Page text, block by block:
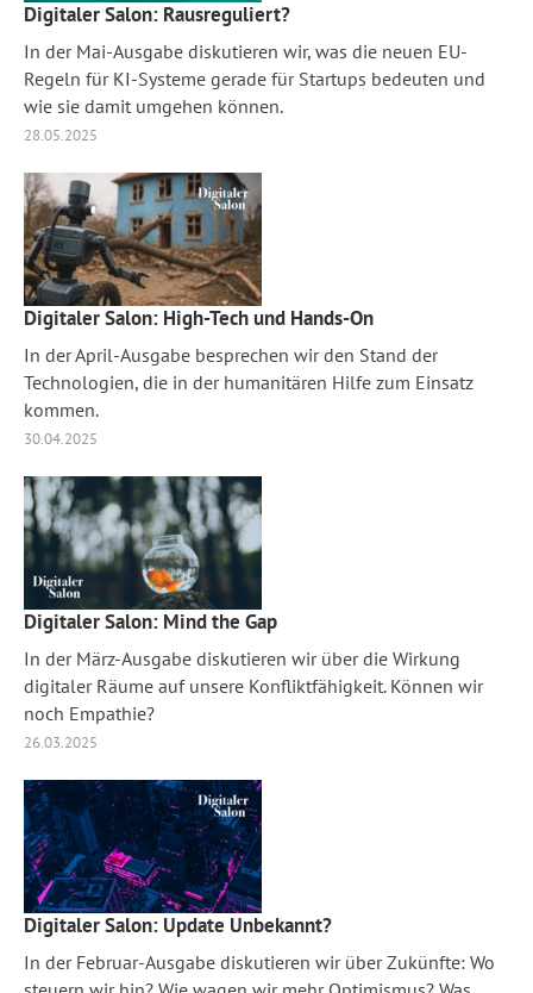
Digitaler Salon: Rausreguliert?
In der Mai-Ausgabe diskutieren wir, was die neuen EU-
Regeln für KI-Systeme gerade für Startups bedeuten und
wie sie damit umgehen können.
28.05.2025
Digitaler Salon: High-Tech und Hands-On
In der April-Ausgabe besprechen wir den Stand der
Technologien, die in der humanitären Hilfe zum Einsatz
kommen.
30.04.2025
Digitaler Salon: Mind the Gap
In der März-Ausgabe diskutieren wir über die Wirkung
digitaler Räume auf unsere Konfliktfähigkeit. Können wir
noch Empathie?
26.03.2025
Digitaler Salon: Update Unbekannt?
In der Februar-Ausgabe diskutieren wir über Zukünfte: Wo